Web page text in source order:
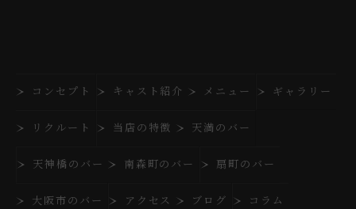
コンセプト キャスト紹介 メニュー ギャラリー
リクルート 当店の特徴 天満のバー
天神橋のバー 南森町のバー 扇町のバー
大阪市のバー アクセス ブログ コラム